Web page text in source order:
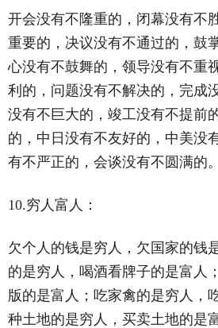
开会没有不隆重的，闭幕没有不
重要的，决议没有不通过的，鼓
心没有不鼓舞的，领导没有不重
利的，问题没有不解决的，完成
没有不巨大的，竣工没有不提前
的，中日没有不友好的，中美没
有不严正的，会谈没有不圆满的。
10.穷人富人：
欠个人的钱是穷人，欠国家的钱
的是穷人，喝酒看牌子的是富人
版的是富人；吃家禽的是穷人，
种土地的是穷人，买卖土地的是